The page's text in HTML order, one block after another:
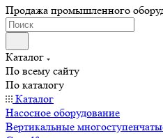
Продажа промышленного
Каталог
По всему сайту
По каталогу
Каталог
Насосное оборудование
Вертикальные